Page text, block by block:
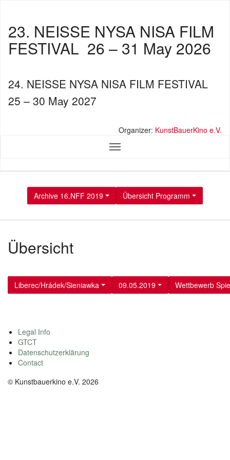
23. NEISSE NYSA NISA FILM
FESTIVAL 26 – 31 May 2026
24. NEISSE NYSA NISA FILM FESTIVAL
25 – 30 May 2027
Organizer: KunstBauerKino e.V.
Archive 16.NFF 2019 Übersicht Programm
Übersicht
Liberec/Hrádek/Sieniawka 09.05.2019 Wettbewerb
Legal Info
GTCT
Datenschutzerklärung
Contact
© Kunstbauerkino e.V. 2026